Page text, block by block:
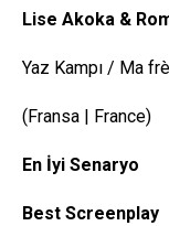
Lise Akoka &
Yaz Kampı / Ma
(Fransa | France)
En İyi Senaryo
Best Screenplay